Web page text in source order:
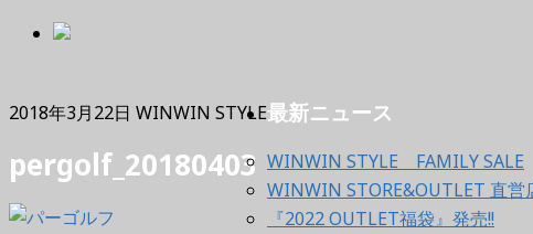
2018年3月22日 WINWIN STYLE
pergolf_20180403
最新ニュース
WINWIN STYLE FAMILY SALE
WINWIN STORE&OUTLET 直
『2022 OUTLET福袋』発売!!